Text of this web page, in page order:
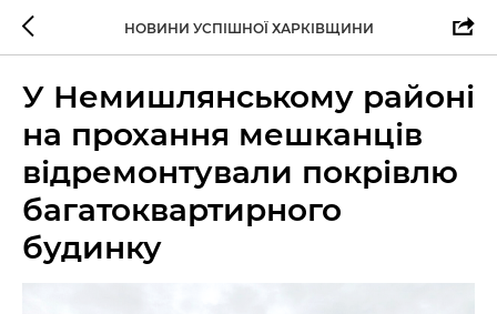
НОВИНИ УСПІШНОЇ ХАРКІВЩИНИ
У Немишлянському районі
на прохання мешканців
відремонтували покрівлю
багатоквартирного
будинку